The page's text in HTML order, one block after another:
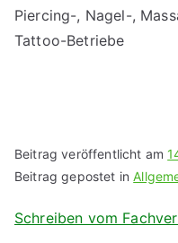
Piercing-, Nagel-,
Tattoo-Betriebe
Beitrag veröffentlicht am
Beitrag gepostet in
Schreiben vom